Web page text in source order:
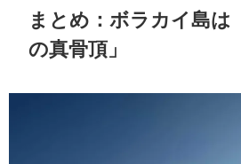
まとめ：ボラカイ島は
の真骨頂」